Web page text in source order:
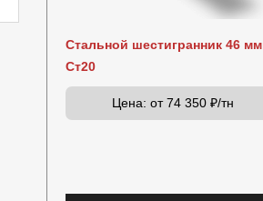
Стальной шестигранник 46 мм
Ст20
Цена: от 74 350 ₽/тн